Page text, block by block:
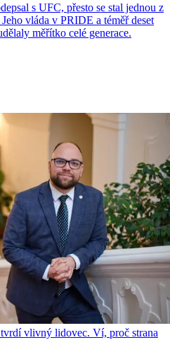
s UFC, přesto se stal jednou z
vláda v PRIDE a téměř deset
měřítko celé generace.
vlivný lidovec. Ví, proč strana